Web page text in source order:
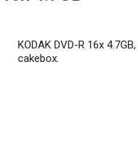
KODAK DVD-R 16x
cakebox.